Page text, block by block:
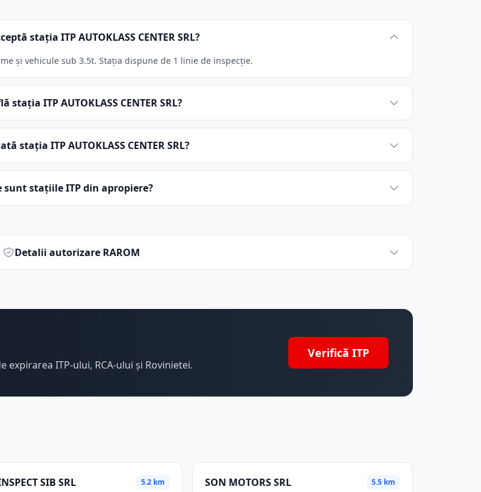
stația ITP AUTOKLASS CENTER SRL?
și vehicule sub 3.5t. Stația dispune de 1 linie de inspecție.
stația ITP AUTOKLASS CENTER SRL?
stația ITP AUTOKLASS CENTER SRL?
sunt stațiile ITP din apropiere?
Detalii autorizare RAROM
ITP-ului, RCA-ului și Rovinietei.
Verifică ITP
SIB SRL 5.2 km SON MOTORS SRL 5.5 km